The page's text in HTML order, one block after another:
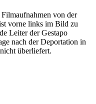
von der
vorne links im Bild zu
Leiter der Gestapo
nach der Deportation in
überliefert.